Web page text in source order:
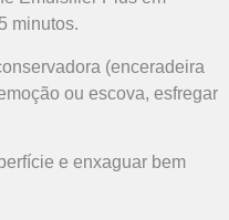
minutos.
(enceradeira
ou escova, esfregar
e enxaguar bem